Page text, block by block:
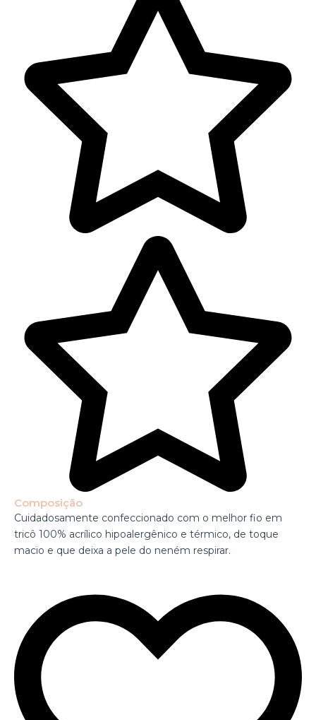
Composição
Cuidadosamente confeccionado com o melhor fio em
tricô 100% acrílico hipoalergênico e térmico, de toque
macio e que deixa a pele do neném respirar.